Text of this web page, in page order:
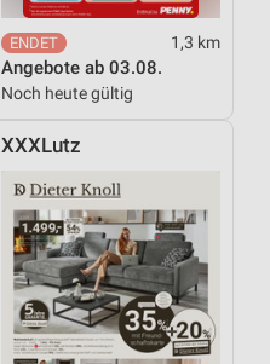
1,3 km
Angebote ab 03.08.
Noch heute gültig
XXXLutz